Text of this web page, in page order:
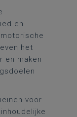
en
het
en maken
voor